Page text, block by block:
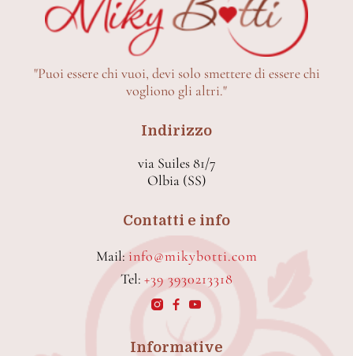
"Puoi essere chi vuoi, devi solo smettere di essere chi
vogliono gli altri."
Indirizzo
via Suiles 81/7
Olbia (SS)
Contatti e info
Mail: info@mikybotti.com
Tel: +39 3930213318
Informative